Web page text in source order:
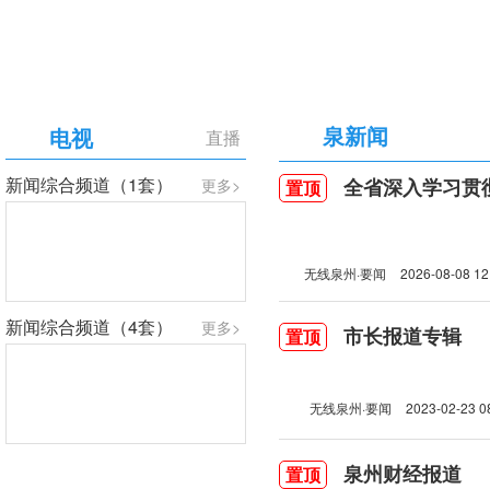
直播
电视
更多>
新闻综合频道（1套）
更多>
新闻综合频道（4套）
泉新闻
置顶 全省深入学习贯彻习
无线泉州·要闻 2026-08-08
置顶 市长报道专辑
无线泉州·要闻 2023-02-23
置顶 泉州财经报道